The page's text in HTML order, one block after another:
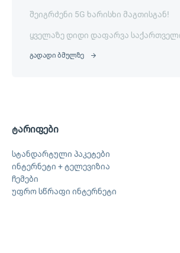
შეიგრძენი 5G ხარისხი მაგთისგან!
ყველაზე დიდი დაფარვა
გადადი ბმულზე
ტარიფები
სტანდარტული პაკეტები
ინტერნეტი + ტელევიზია
ჩემები
უფრო სწრაფი ინტერნეტი